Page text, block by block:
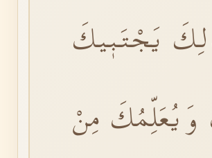
يَجْتَبٖيكَ
مِنْ